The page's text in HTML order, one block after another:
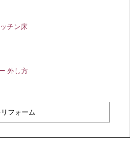
チン床
外し方